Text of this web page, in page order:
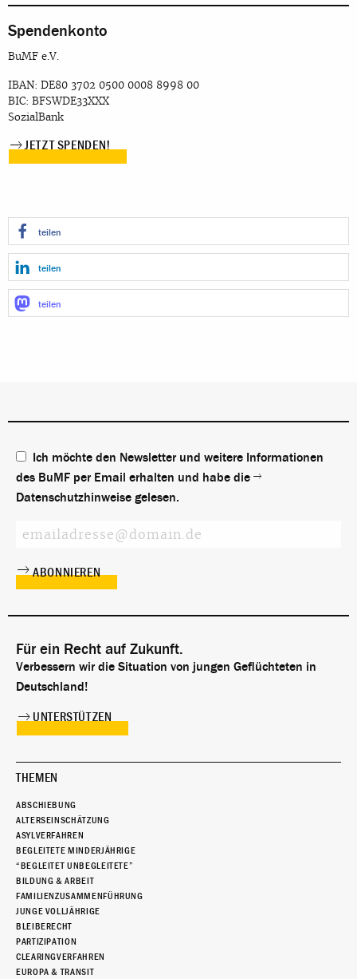
Spendenkonto
BuMF e.V.
IBAN: DE80 3702 0500 0008 8998 00
BIC: BFSWDE33XXX
SozialBank
JETZT SPENDEN!
teilen
teilen
teilen
Ich möchte den Newsletter und weitere Informationen
des BuMF per Email erhalten und habe die
Datenschutzhinweise gelesen.
Für ein Recht auf Zukunft.
Verbessern wir die Situation von jungen Geflüchteten in
Deutschland!
UNTERSTÜTZEN
THEMEN
ABSCHIEBUNG
ALTERSEINSCHÄTZUNG
ASYLVERFAHREN
BEGLEITETE MINDERJÄHRIGE
“BEGLEITET UNBEGLEITETE”
BILDUNG & ARBEIT
FAMILIENZUSAMMENFÜHRUNG
JUNGE VOLLJÄHRIGE
BLEIBERECHT
PARTIZIPATION
CLEARINGVERFAHREN
EUROPA & TRANSIT